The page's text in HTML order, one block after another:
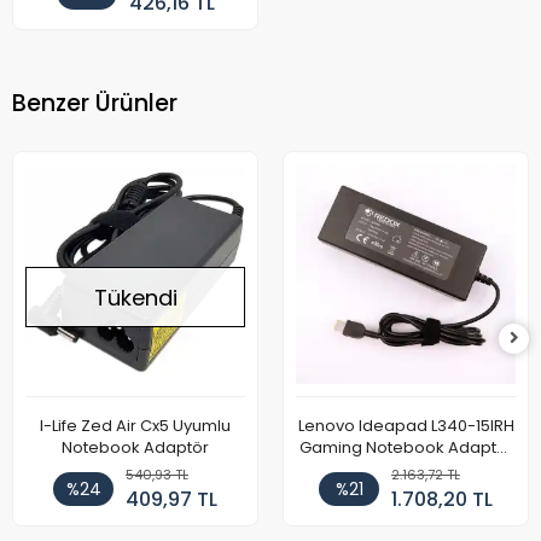
Benzer Ürünler
Tükendi
I-Life Zed Air Cx5 Uyumlu
Notebook Adaptör
%24
540,93 TL
409,97 TL
Lenovo Ideapad L340-15IRH
Gaming Notebook Adaptör
Cihazı Şarj Aleti (150W)
%21
2.163,72 TL
1.708,20 TL